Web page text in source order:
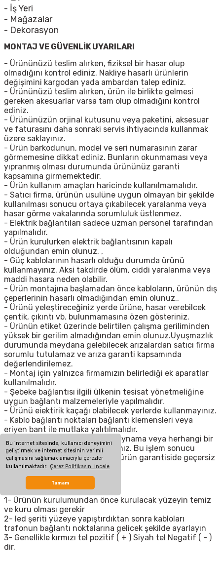
Bu internet sitesinde, kullanıcı deneyimini
geliştirmek ve internet sitesinin verimli
çalışmasını sağlamak amacıyla çerezler
kullanılmaktadır. Çerez Politikasını İncele
Tamam
- İş Yeri
- Mağazalar
- Dekorasyon
MONTAJ VE GÜVENLİK UYARILARI
- Ürününüzü teslim alırken, fiziksel bir hasar olup
olmadığını kontrol ediniz. Nakliye hasarlı ürünlerin
değişimini kargodan yada ambardan talep ediniz.
- Ürününüzü teslim alırken, ürün ile birlikte gelmesi
gereken akesuarlar varsa tam olup olmadığını kontrol
ediniz.
- Ürününüzün orjinal kutusunu veya paketini, aksesuar
ve faturasını daha sonraki servis ihtiyacında kullanmak
üzere saklayınız.
- Ürün barkodunun, model ve seri numarasının zarar
görmemesine dikkat ediniz. Bunların okunmaması veya
yıpranmış olması durumunda ürününüz garanti
kapsamına girmemektedir.
- Ürün kullanım amaçları haricinde kullanılmamalıdır.
- Satıcı firma, ürünün usulüne uygun olmayan bir şekilde
kullanılması sonucu ortaya çıkabilecek yaralanma veya
hasar görme vakalarında sorumluluk üstlenmez.
- Elektrik bağlantıları sadece uzman personel tarafından
yapılmalıdır.
- Ürün kurulurken elektrik bağlantısının kapalı
olduğundan emin olunuz. ,
- Güç kablolarının hasarlı olduğu durumda ürünü
kullanmayınız. Aksi takdirde ölüm, ciddi yaralanma veya
maddi hasara neden olabilir.
- Ürün montajına başlamadan önce kabloların, ürünün dış
çeperlerinin hasarlı olmadığından emin olunuz..
- Ürünü yeleştireceğiniz yerde ürüne, hasar verebilcek
çentik, çıkıntı vb. bulunmamasına özen gösteriniz.
- Ürünün etiket üzerinde belirtilen çalışma geriliminden
yüksek bir gerilim almadığından emin olunuz.Uyuşmazlık
durumunda meydana gelebilecek arızalardan satıcı firma
sorumlu tutulamaz ve arıza garanti kapsamında
değerlendirilemez.
- Montaj için yalnızca firmamızın belirlediği ek aparatlar
kullanılmalıdır.
- Şebeke bağlantısı ilgili ülkenin tesisat yönetmeliğine
uygun bağlantı malzemeleriyle yapılmalıdır.
- Ürünü eiektirik kaçağı olabilecek yerlerde kullanmayınız.
- Kablo bağlantı noktaları bağlantı klemensleri veya
eriyen bant ile mutlaka yalıtılmalıdır.
- Ürün üzerinde tadilat, tamir, oynama veya herhangi bir
fiziksel müdahalede bulunmayınız. Bu işlem sonucu
maddi hasar oluşabileceği gibi, ürün garantiside geçersiz
kalacaktır.
MONTAJ
1- Ürünün kurulumundan önce kurulacak yüzeyin temiz
ve kuru olması gerekir
2- led şeriti yüzeye yapıştırdıktan sonra kabloları
trafonun bağlantı noktalarına gelicek şekilde ayarlayın
3- Genellikle kırmızı tel pozitif ( + ) Siyah tel Negatif ( - )
dir.